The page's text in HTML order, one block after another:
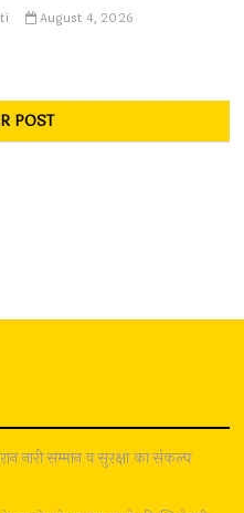
August 4, 2026
POST
नारी सम्मान व सुरक्षा का संकल्प